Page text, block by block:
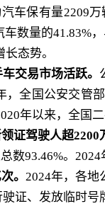
车保有量2209
数量的41.83%
态势。
交易市场活跃。
，全国公安交管
年以来，全国
证驾驶人超2200
数93.46%。2024
。 2024年，各地
证、发放临时